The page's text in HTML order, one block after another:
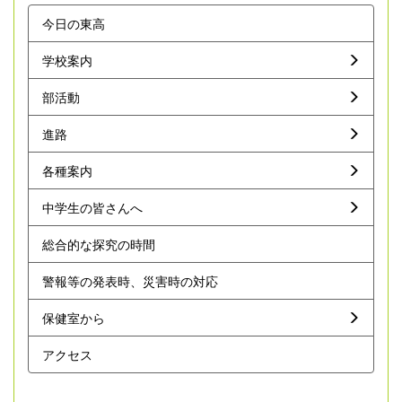
今日の東高
学校案内
部活動
進路
各種案内
中学生の皆さんへ
総合的な探究の時間
警報等の発表時、災害時の対応
保健室から
アクセス